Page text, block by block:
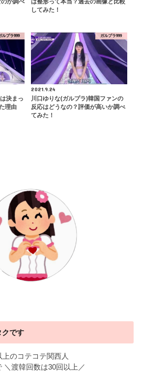
してみた！
ルプラ999
決まっ
理由
ガルプラ999
2021.9.24
川口ゆりな(ガルプラ)韓国ファンの
反応はどうなの？評価が高いか調べ
てみた！
クです
のコテコテ関西人
渡韓回数は30回以上／